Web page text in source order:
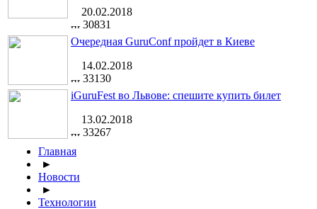
20.02.2018
30831
Очередная GuruConf пройдет в Киеве
14.02.2018
33130
iGuruFest во Львове: спешите купить билет
13.02.2018
33267
Главная
►
Новости
►
Технологии